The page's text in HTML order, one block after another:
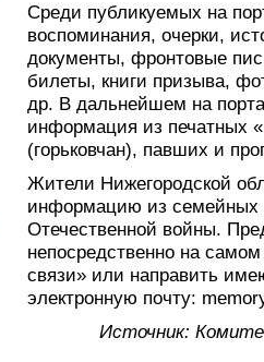
Среди публикуемых на
воспоминания, очерки,
документы, фронтовые
билеты, книги призыва,
др. В дальнейшем на
информация из печатных
(горьковчан), павших и
Жители Нижегородской
информацию из семейных
Отечественной войны.
непосредственно на
связи» или направить
электронную почту:
Источник: